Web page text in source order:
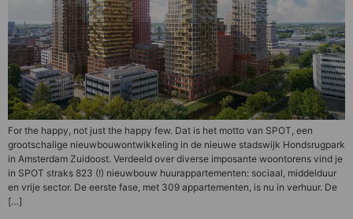
For the happy, not just the happy few. Dat is het motto van SPOT, een
grootschalige nieuwbouwontwikkeling in de nieuwe stadswijk Hondsrugpark
in Amsterdam Zuidoost. Verdeeld over diverse imposante woontorens vind je
in SPOT straks 823 (!) nieuwbouw huurappartementen: sociaal, middelduur
en vrije sector. De eerste fase, met 309 appartementen, is nu in verhuur. De
[…]